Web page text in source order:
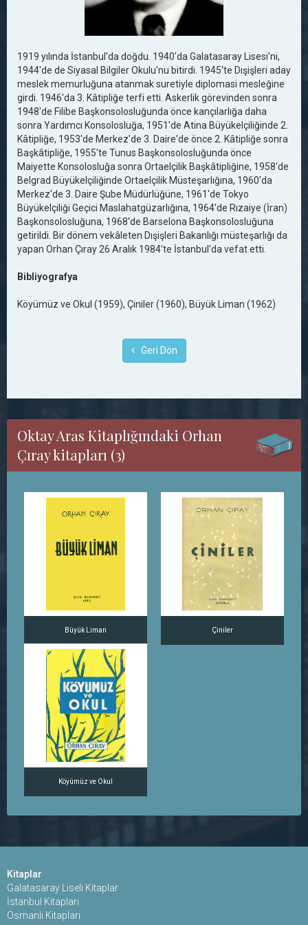
1919 yılında İstanbul'da doğdu. 1940'da Galatasaray Lisesi'ni,
1944'de de Siyasal Bilgiler Okulu'nu bitirdi. 1945'te Dışişleri aday
meslek memurluğuna atanmak suretiyle diplomasi mesleğine
girdi. 1946'da 3. Kâtipliğe terfi etti. Askerlik görevinden sonra
1948'de Filibe Başkonsolosluğunda önce kançılarlığa daha
sonra Yardımcı Konsolosluğa, 1951'de Atina Büyükelçiliğinde 2.
Kâtipliğe, 1953'de Merkez'de 3. Daire'de önce 2. Kâtipliğe sonra
Başkâtipliğe, 1955'te Tunus Başkonsolosluğunda önce
Maiyette Konsolosluğa sonra Ortaelçilik Başkâtipliğine, 1958'de
Belgrad Büyükelçiliğinde Ortaelçilik Müsteşarlığına, 1960'da
Merkez'de 3. Daire Şube Müdürlüğüne, 1961'de Tokyo
Büyükelçiliği Geçici Maslahatgüzarlığına, 1964'de Rızaiye (İran)
Başkonsolosluğuna, 1968'de Barselona Başkonsolosluğuna
getirildi. Bir dönem vekâleten Dışişleri Bakanlığı müsteşarlığı da
yapan Orhan Çıray 26 Aralık 1984'te İstanbul'da vefat etti.
Bibliyografya
Köyümüz ve Okul (1959), Çiniler (1960), Büyük Liman (1962)
Geri Dön
Oktay Aras Kitaplığındaki Orhan
Çıray kitapları (3)
Büyük Liman Çiniler
Köyümüz ve Okul
Kitaplar
Galatasaray Liseli Kitaplar
İstanbul Kitapları
Osmanlı Kitapları